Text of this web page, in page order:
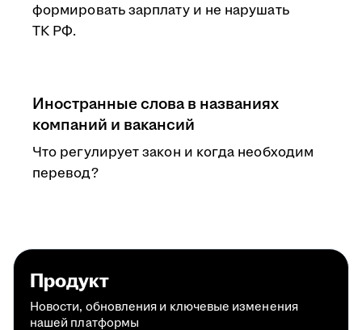
формировать зарплату и не нарушать
ТК РФ.
Иностранные слова в названиях
компаний и вакансий
Что регулирует закон и когда необходим
перевод?
Продукт
Новости, обновления и ключевые изменения
нашей платформы